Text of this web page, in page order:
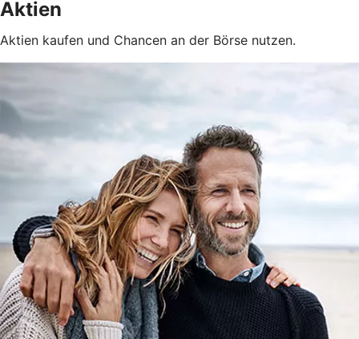
Aktien
Aktien kaufen und Chancen an der Börse nutzen.